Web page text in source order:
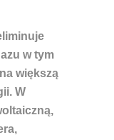
w tym
większą
W